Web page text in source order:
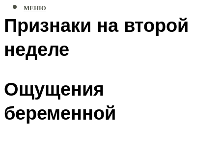
МЕНЮ
Признаки на второй
неделе
Ощущения
беременной